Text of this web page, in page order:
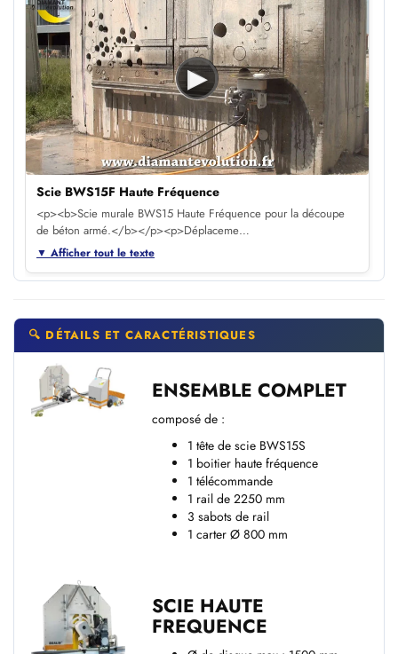
▶
Scie BWS15F Haute Fréquence
<p><b>Scie murale BWS15 Haute Fréquence pour la découpe
de béton armé.</b></p><p>Déplaceme…
▼ Afficher tout le texte
🔍 DÉTAILS ET CARACTÉRISTIQUES
ENSEMBLE COMPLET
composé de :
1 tête de scie BWS15S
1 boitier haute fréquence
1 télécommande
1 rail de 2250 mm
3 sabots de rail
1 carter Ø 800 mm
SCIE HAUTE
FREQUENCE